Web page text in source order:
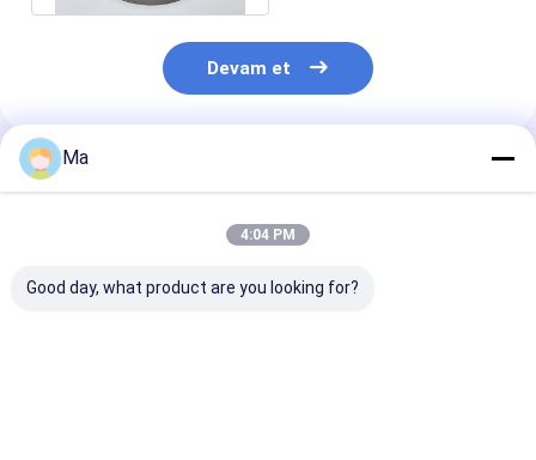
Devam et
Önerilen Ürünler
Ma
4:04 PM
Good day, what product are you looking for?